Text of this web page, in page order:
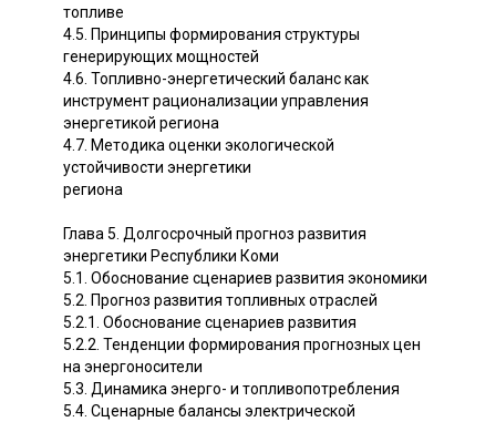
топливе
4.5. Принципы формирования структуры
генерирующих мощностей
4.6. Топливно-энергетический баланс как
инструмент рационализации управления
энергетикой региона
4.7. Методика оценки экологической
устойчивости энергетики
региона
Глава 5. Долгосрочный прогноз развития
энергетики Республики Коми
5.1. Обоснование сценариев развития экономики
5.2. Прогноз развития топливных отраслей
5.2.1. Обоснование сценариев развития
5.2.2. Тенденции формирования прогнозных цен
на энергоносители
5.3. Динамика энерго- и топливопотребления
5.4. Сценарные балансы электрической